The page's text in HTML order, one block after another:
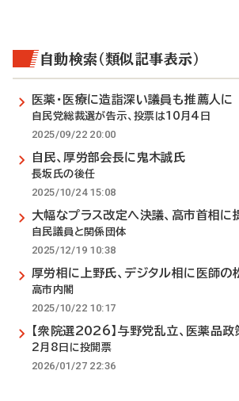
自動検索（類似記事表示）
医薬・医療に造詣深い議員も推薦人に
自民党総裁選が告示、投票は10月4日
2025/09/22 20:00
自民、厚労部会長に鬼木誠氏
長坂氏の後任
2025/10/24 15:08
大幅なプラス改定へ決議、高市首相に
自民議員と関係団体
2025/12/19 10:38
厚労相に上野氏、デジタル相に医師の
高市内閣
2025/10/22 10:17
【衆院選2026】与野党乱立、医薬品
2月8日に投開票
2026/01/27 22:36